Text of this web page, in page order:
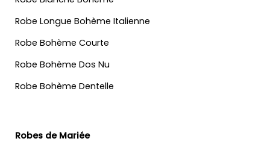
Robe Longue Bohème Italienne
Robe Bohème Courte
Robe Bohème Dos Nu
Robe Bohème Dentelle
Robes de Mariée